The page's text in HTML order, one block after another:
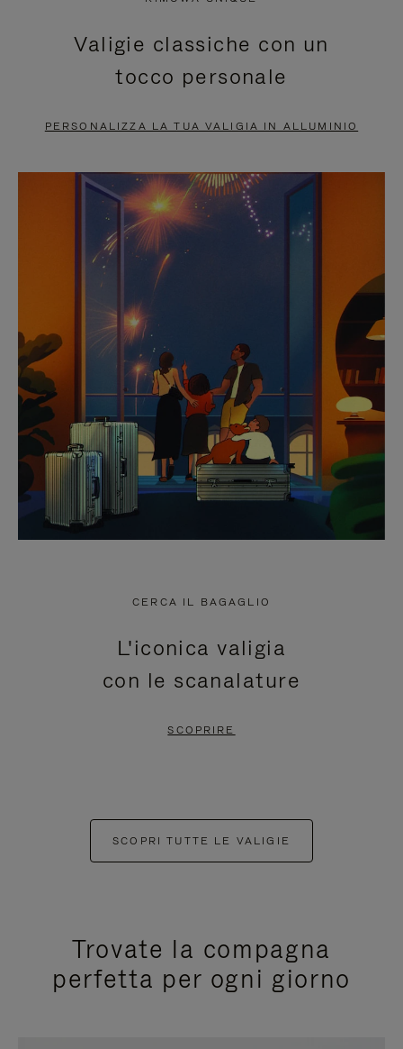
PAUSA,
PREMERE
METTERLO
PAUSA
PREMI
PER
ATTIVARE
Valigie classiche con un
tocco personale
PERSONALIZZA LA TUA VALIGIA IN ALLUMINIO
CERCA IL BAGAGLIO
L'iconica valigia
con le scanalature
SCOPRIRE
SCOPRI TUTTE LE VALIGIE
Trovate la compagna
perfetta per ogni giorno